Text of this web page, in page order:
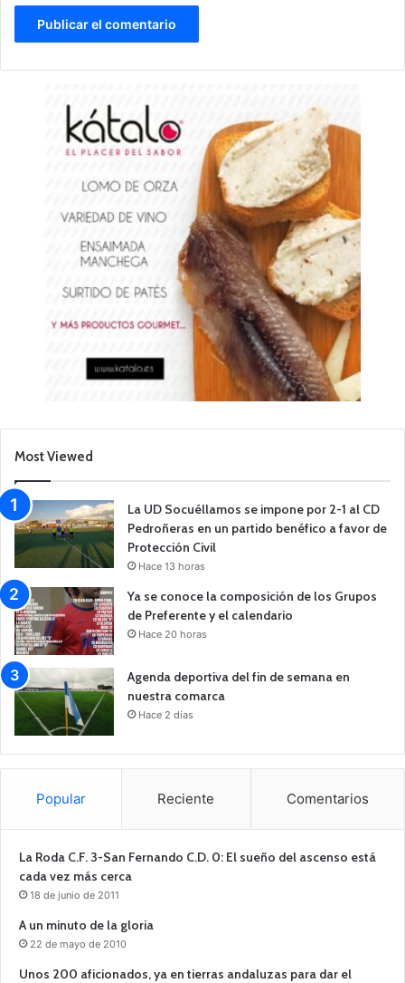
Most Viewed
La UD Socuéllamos se impone por 2-1 al CD
Pedroñeras en un partido benéfico a favor de
Protección Civil
Hace 13 horas
Ya se conoce la composición de los Grupos
de Preferente y el calendario
Hace 20 horas
Agenda deportiva del fin de semana en
nuestra comarca
Hace 2 días
Popular Reciente Comentarios
La Roda C.F. 3-San Fernando C.D. 0: El sueño del ascenso está
cada vez más cerca
18 de junio de 2011
A un minuto de la gloria
22 de mayo de 2010
Unos 200 aficionados, ya en tierras andaluzas para dar el